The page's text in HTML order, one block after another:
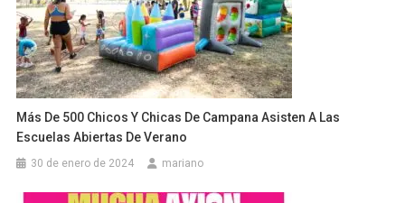
Más De 500 Chicos Y Chicas De Campana Asisten A Las
Escuelas Abiertas De Verano
30 de enero de 2024 mariano